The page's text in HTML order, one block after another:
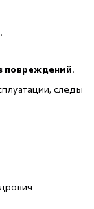
.
повреждений.
следы